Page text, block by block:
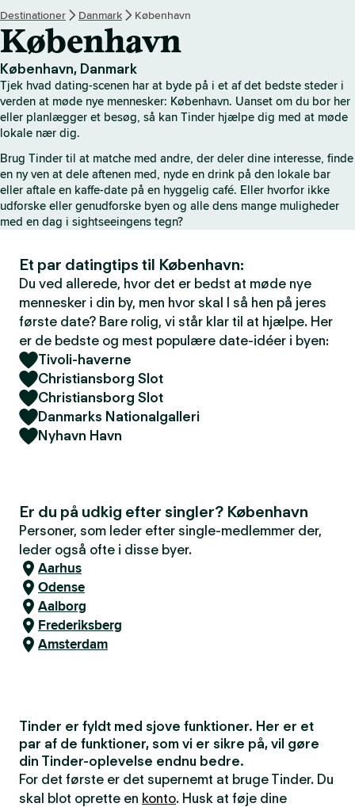
Destinationer Danmark København
København
København, Danmark
Tjek hvad dating-scenen har at byde på i et af det bedste steder i
verden at møde nye mennesker: København. Uanset om du bor her
eller planlægger et besøg, så kan Tinder hjælpe dig med at møde
lokale nær dig.
Brug Tinder til at matche med andre, der deler dine interesse, finde
en ny ven at dele aftenen med, nyde en drink på den lokale bar
eller aftale en kaffe-date på en hyggelig café. Eller hvorfor ikke
udforske eller genudforske byen og alle dens mange muligheder
med en dag i sightseeingens tegn?
Et par datingtips til København:
Du ved allerede, hvor det er bedst at møde nye
mennesker i din by, men hvor skal I så hen på jeres
første date? Bare rolig, vi står klar til at hjælpe. Her
er de bedste og mest populære date-idéer i byen:
Tivoli-haverne
Christiansborg Slot
Christiansborg Slot
Danmarks Nationalgalleri
Nyhavn Havn
Er du på udkig efter singler? København
Personer, som leder efter single-medlemmer der,
leder også ofte i disse byer.
Aarhus
Odense
Aalborg
Frederiksberg
Amsterdam
Tinder er fyldt med sjove funktioner. Her er et
par af de funktioner, som vi er sikre på, vil gøre
din Tinder-oplevelse endnu bedre.
For det første er det supernemt at bruge Tinder. Du
skal blot oprette en konto. Husk at føje dine